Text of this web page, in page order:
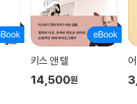
키스 앤 텔
14,500원